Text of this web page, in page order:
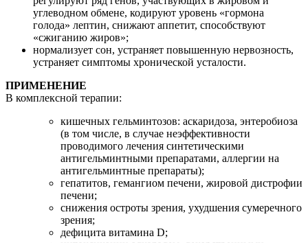
углеводном обмене, кодируют уровень «гормона
голода» лептин, снижают аппетит, способствуют
«сжиганию жиров»;
нормализует сон, устраняет повышенную нервозность,
устраняет симптомы хронической усталости.
ПРИМЕНЕНИЕ
В комплексной терапии:
кишечных гельминтозов: аскаридоза, энтеробиоза
(в том числе, в случае неэффективности
проводимого лечения синтетическими
антигельминтными препаратами, аллергии на
антигельминтные препараты);
гепатитов, гемангиом печени, жировой дистрофии
печени;
снижения остроты зрения, ухудшения сумеречного
зрения;
дефицита витамина D;